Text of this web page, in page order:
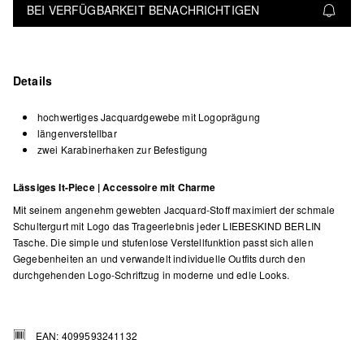
BEI VERFÜGBARKEIT BENACHRICHTIGEN
Details
hochwertiges Jacquardgewebe mit Logoprägung
längenverstellbar
zwei Karabinerhaken zur Befestigung
Lässiges It-Piece | Accessoire mit Charme
Mit seinem angenehm gewebten Jacquard-Stoff maximiert der schmale
Schultergurt mit Logo das Trageerlebnis jeder LIEBESKIND BERLIN
Tasche. Die simple und stufenlose Verstellfunktion passt sich allen
Gegebenheiten an und verwandelt individuelle Outfits durch den
durchgehenden Logo-Schriftzug in moderne und edle Looks.
EAN: 4099593241132